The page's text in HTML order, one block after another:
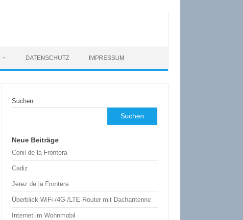
DATENSCHUTZ IMPRESSUM
Suchen
Suchen
Neue Beiträge
Conil de la Frontera
Cadiz
Jerez de la Frontera
Überblick WiFi-/4G-/LTE-Router mit Dachantenne
Internet im Wohnmobil